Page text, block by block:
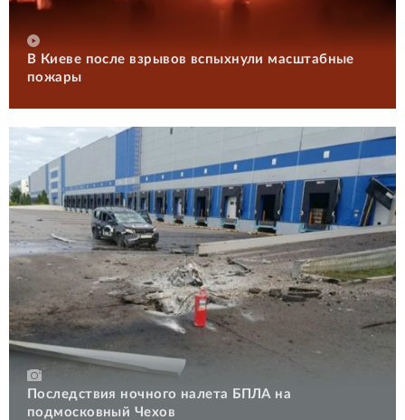
В Киеве после взрывов вспыхнули масштабные
пожары
Последствия ночного налета БПЛА на
подмосковный Чехов